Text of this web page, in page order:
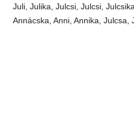
Juli, Julika, Julcsi, Julcsi,
Annácska, Anni, Annika, Julcsa,